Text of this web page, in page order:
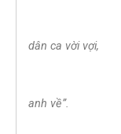
Đắm
dân ca vời vợi,
Lượn
anh về”.